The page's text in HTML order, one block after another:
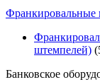
штемпелей)
Банковское